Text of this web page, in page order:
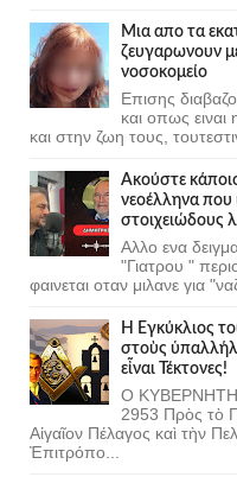
Μια απο τα
ζευγαρωνουν
νοσοκομείο
Επισης
και οπως ειναι
και στην ζωη τους,
Ακούστε
νεοέλληνα που
στοιχειώδους
Αλλο ενα
"Γιατρου "
φαινεται οταν μιλανε για
Ἡ Ἐγκύκλιος
στοὺς
εἶναι Τέκτονες!
Ο
2953 Πρὸς τὸ
Αἰγαῖον Πέλαγος καὶ τὴν
Ἐπιτρόπο...